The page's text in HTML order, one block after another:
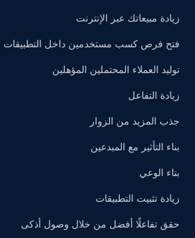
زيادة مبيعاتك عبر الإنترنت
فتح فرص كسب مستخدمين داخل التطبيقات
توليد العملاء المحتملين المؤهلين
زيادة التفاعل
جذب المزيد من الزوار
بناء التأثير مع المبدعين
بناء الوعي
زيادة تثبيت التطبيقات
حقق تفاعلًا أفضل من خلال وصول أذكى